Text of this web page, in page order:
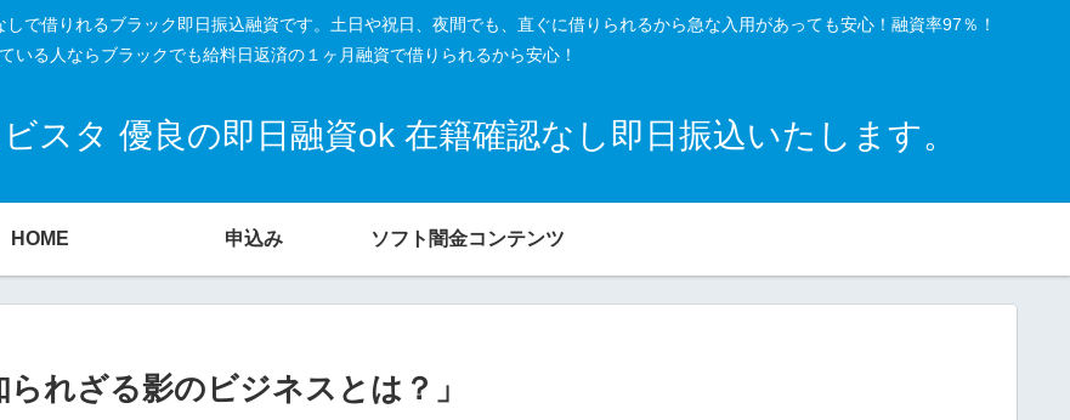
で借りれるブラック即日振込融資です。土日や祝日、夜間でも、直ぐに借りられるから急な入用があっても安心！融資率97％！
いる人ならブラックでも給料日返済の１ヶ月融資で借りられるから安心！
スタ 優良の即日融資ok 在籍確認なし即日振込いたします。
HOME 申込み ソフト闇金コンテンツ
れざる影のビジネスとは？」